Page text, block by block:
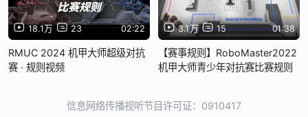
18.1万 23 02:22
RMUC 2024 机甲大师超级对抗
赛 · 规则视频
3.1万 15 01:38
【赛事规则】RoboMaster2022
机甲大师青少年对抗赛比赛规则
信息网络传播视听节目许可证：0910417